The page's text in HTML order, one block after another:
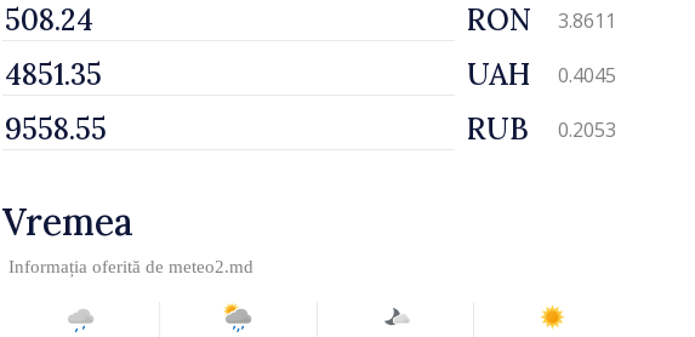
RON 3.8611
UAH 0.4045
RUB 0.2053
Vremea
Informația oferită de meteo2.md